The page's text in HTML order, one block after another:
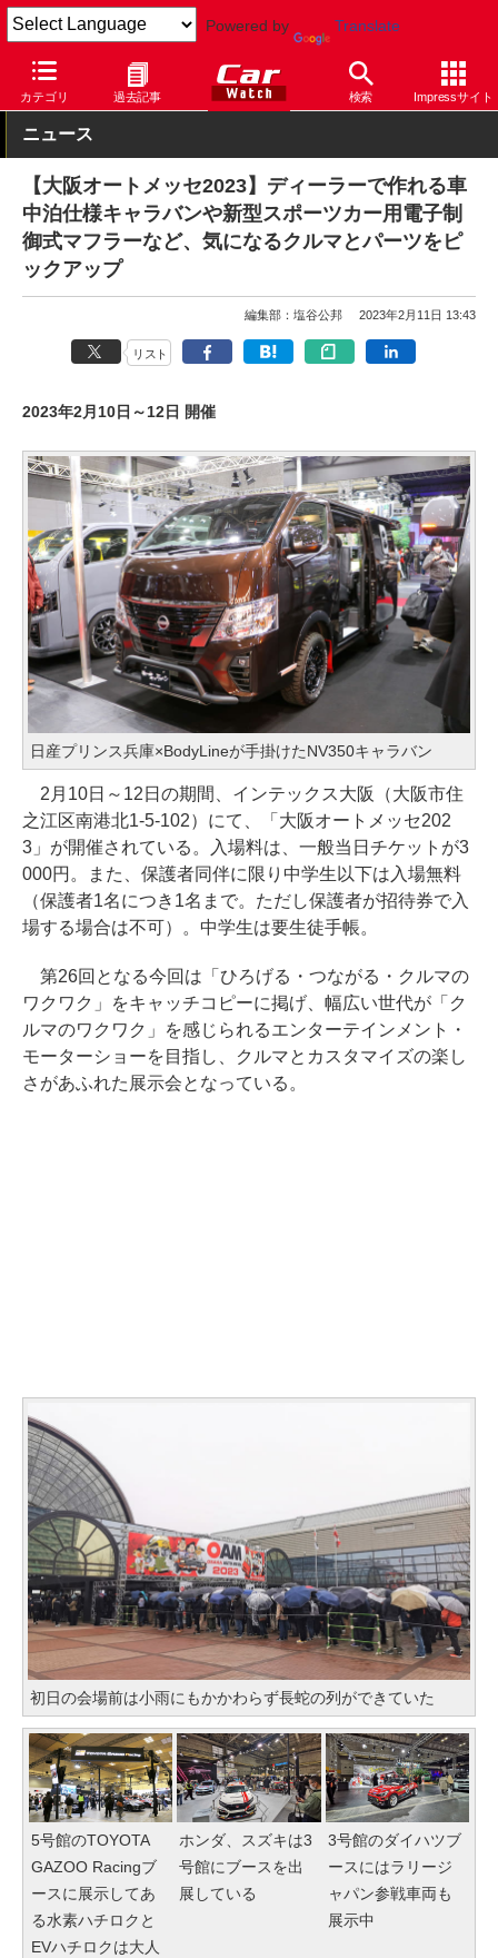
Powered by Translate
カテゴリ 過去記事 検索 Impressサイト
Car Watch イベント
ニュース
【大阪オートメッセ2023】ディーラーで作れる車
中泊仕様キャラバンや新型スポーツカー用電子制
御式マフラーなど、気になるクルマとパーツをピ
ックアップ
編集部：塩谷公邦 2023年2月11日 13:43
リスト
2023年2月10日～12日 開催
日産プリンス兵庫×BodyLineが手掛けたNV350キャラバン
2月10日～12日の期間、インテックス大阪（大阪市住
之江区南港北1-5-102）にて、「大阪オートメッセ202
3」が開催されている。入場料は、一般当日チケットが3
000円。また、保護者同伴に限り中学生以下は入場無料
（保護者1名につき1名まで。ただし保護者が招待券で入
場する場合は不可）。中学生は要生徒手帳。
第26回となる今回は「ひろげる・つながる・クルマの
ワクワク」をキャッチコピーに掲げ、幅広い世代が「ク
ルマのワクワク」を感じられるエンターテインメント・
モーターショーを目指し、クルマとカスタマイズの楽し
さがあふれた展示会となっている。
初日の会場前は小雨にもかかわらず長蛇の列ができていた
5号館のTOYOTA
GAZOO Racingブ
ースに展示してあ
る水素ハチロクと
EVハチロクは大人
ホンダ、スズキは3
号館にブースを出
展している
3号館のダイハツブ
ースにはラリージ
ャパン参戦車両も
展示中